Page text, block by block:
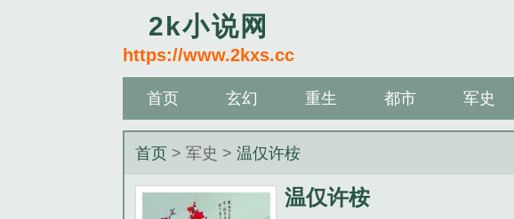
2k小说网
https://www.2kxs.cc
首页 玄幻 重生 都市 军史
首页 > 军史 >温仅许桉
温仅许桉